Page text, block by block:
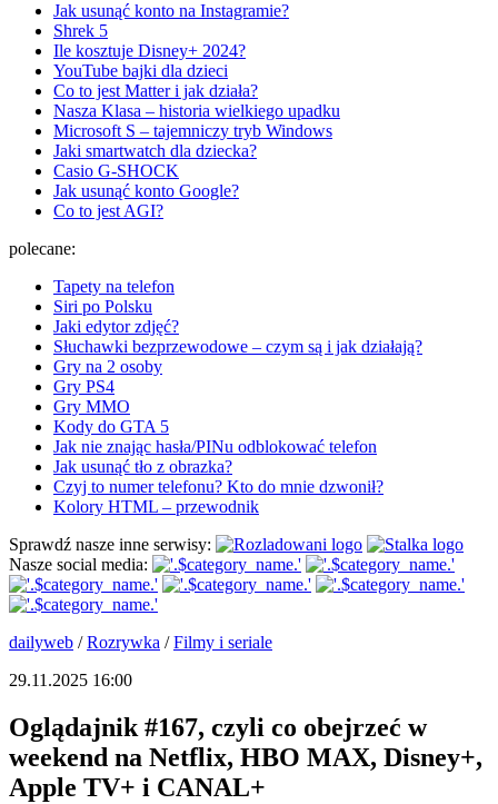
Jak usunąć konto na Instagramie?
Shrek 5
Ile kosztuje Disney+ 2024?
YouTube bajki dla dzieci
Co to jest Matter i jak działa?
Nasza Klasa – historia wielkiego upadku
Microsoft S – tajemniczy tryb Windows
Jaki smartwatch dla dziecka?
Casio G-SHOCK
Jak usunąć konto Google?
Co to jest AGI?
polecane:
Tapety na telefon
Siri po Polsku
Jaki edytor zdjęć?
Słuchawki bezprzewodowe – czym są i jak działają?
Gry na 2 osoby
Gry PS4
Gry MMO
Kody do GTA 5
Jak nie znając hasła/PINu odblokować telefon
Jak usunąć tło z obrazka?
Czyj to numer telefonu? Kto do mnie dzwonił?
Kolory HTML – przewodnik
Sprawdź nasze inne serwisy:
Nasze social media:
dailyweb /Rozrywka /Filmy i seriale
29.11.2025 16:00
Oglądajnik #167, czyli co obejrzeć w
weekend na Netflix, HBO MAX, Disney+,
Apple TV+ i CANAL+